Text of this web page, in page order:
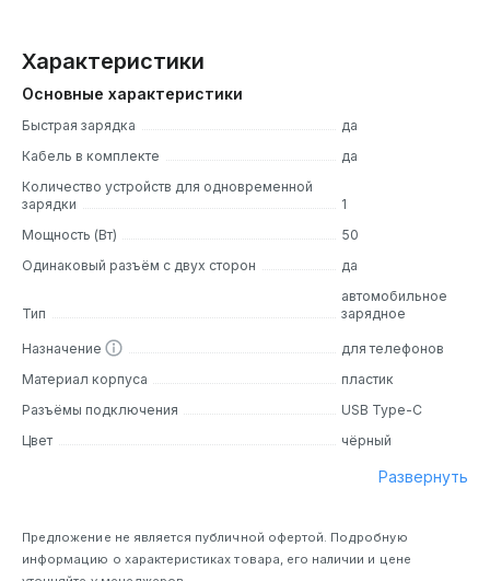
Характеристики
Основные характеристики
Быстрая зарядка
да
Кабель в комплекте
да
Количество устройств для одновременной
зарядки
1
Мощность (Вт)
50
Одинаковый разъём с двух сторон
да
Тип
автомобильное
зарядное
Назначение
для телефонов
Материал корпуса
пластик
Разъёмы подключения
USB Type-C
Цвет
чёрный
Развернуть
Предложение не является публичной офертой. Подробную
информацию о характеристиках товара, его наличии и цене